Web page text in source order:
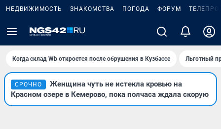
НЕДВИЖИМОСТЬ ЗНАКОМСТВА ПОГОДА ФОРУМ
Когда склад Wb откроется после обрушения в Кузбассе Льготный
СРОЧНО
Женщина чуть не истекла кровью на
Красном озере в Кемерово, пока полчаса ждала скорую